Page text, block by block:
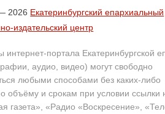
2026 Екатеринбургский епархиальный
издательский центр
интернет-портала Екатеринбургской
аудио, видео) могут свободно
любыми способами без каких-либо
объёму и срокам при условии ссылки
газета», «Радио «Воскресение»,